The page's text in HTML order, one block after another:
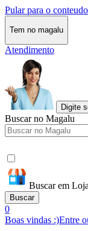
Pular para o
Tem no magalu
Atendimento
Digite
Buscar no Magalu
Buscar em
Buscar
0
Boas vindas :)Entre